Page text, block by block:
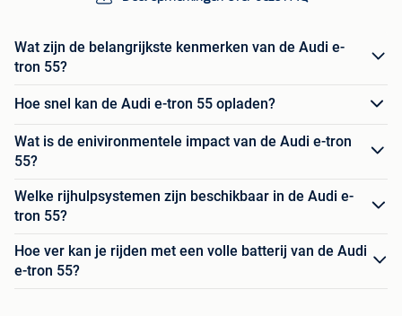
Wat zijn de belangrijkste kenmerken van de Audi e-
tron 55?
Hoe snel kan de Audi e-tron 55 opladen?
Wat is de enivironmentele impact van de Audi e-tron
55?
Welke rijhulpsystemen zijn beschikbaar in de Audi e-
tron 55?
Hoe ver kan je rijden met een volle batterij van de Audi
e-tron 55?